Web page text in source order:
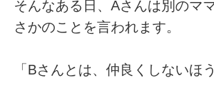
そんなある日、Aさんは別のマ
さかのことを言われます。
「Bさんとは、仲良くしないほ